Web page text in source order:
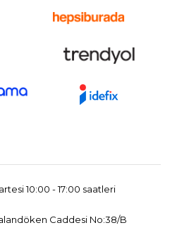
10:00 - 17:00 saatleri
Caddesi No:38/B